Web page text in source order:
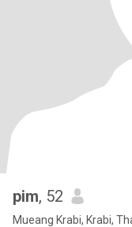
pim, 52
Mueang Krabi, Krabi,